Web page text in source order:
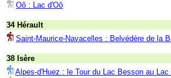
Oô : Lac d'Oô
34 Hérault
Saint-Maurice-Navacelles : Belvédère de la
38 Isère
Alpes-d'Huez : le Tour du Lac Besson au Lac